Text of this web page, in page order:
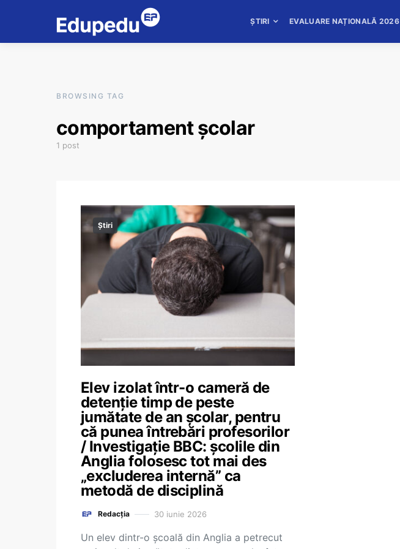
ȘTIRI EVALUARE NAȚIONALĂ 2026
BROWSING TAG
comportament școlar
1 post
Știri
Elev izolat într-o cameră de
detenție timp de peste
jumătate de an școlar, pentru
că punea întrebări profesorilor
/ Investigație BBC: școlile din
Anglia folosesc tot mai des
„excluderea internă” ca
metodă de disciplină
Redacția 30 iunie 2026
Un elev dintr-o școală din Anglia a petrecut